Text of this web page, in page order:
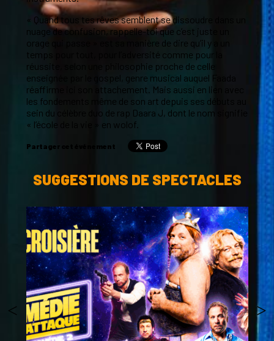
« Quand tous tes rêves semblent se dissoudre dans un
nuage de confusion, rappelle-toi que c’est juste un
orage qui passe » est sa manière de dire qu’il y a un
temps pour tout, pour l’adversité comme pour la
réussite, selon une philosophie proche de celle
enseignée par le gospel, genre musical auquel Faada
réaffirme ici son attachement. Mais aussi en lien avec
les fondements même de son art depuis ses débuts au
sein du célèbre duo de rap Daara J, dont le nom signifie
« l’école de la vie » en wolof.
Partager cet événement
SUGGESTIONS DE SPECTACLES